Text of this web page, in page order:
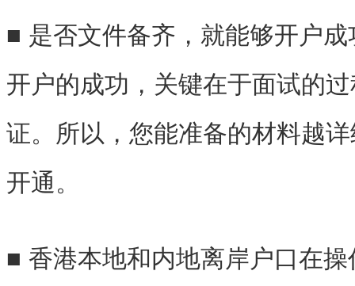
■ 是否文件备齐，就能够开户成
开户的成功，关键在于面试的
证。所以，您能准备的材料越
开通。
■ 香港本地和内地离岸户口在